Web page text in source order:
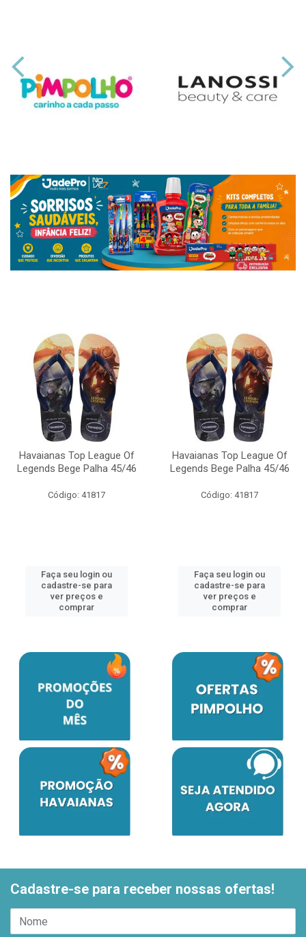
Havaianas Top League Of
Legends Bege Palha 45/46
Código: 41817
Faça seu login ou
cadastre-se para
ver preços e
comprar
Havaianas Top League Of
Legends Bege Palha 45/46
Código: 41817
Faça seu login ou
cadastre-se para
ver preços e
comprar
Cadastre-se para receber nossas ofertas!